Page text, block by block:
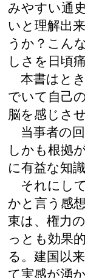
みやすい通
いと理解出
うか？こん
しさを日頃
本書はと
でいて自己
脳を感じさせ
当事者の
しかも根拠
に有益な知
それにし
かと言う感
東は、権力
っとも効果
る。建国以
て実感が湧か